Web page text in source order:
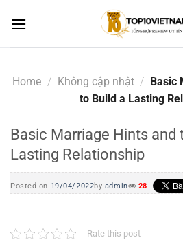
Home / Không cập nhật / Basic
to Build a Lasting
Basic Marriage Hints and
Lasting Relationship
Posted on 19/04/2022by admin 28
Rate this post